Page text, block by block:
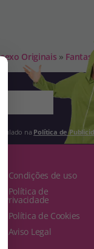
Originais »
na Política de
· Condições de uso
· Política de
Privacidade
· Política de Cookies
· Aviso Legal